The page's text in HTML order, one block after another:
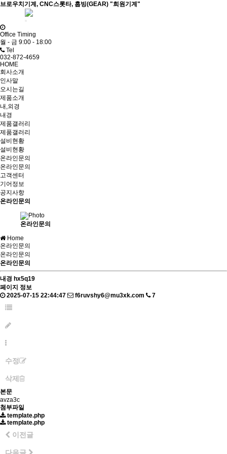
브로우치기계, CNC스롯타, 홉빙(GEAR) "희원기계"
Office Timing
월 - 금 9:00 - 18:00
Tel
032-872-4659
HOME
회사소개
인사말
오시는길
제품소개
내,외경
내경
제품갤러리
제품갤러리
설비현황
설비현황
온라인문의
온라인문의
고객센터
기어정보
공지사항
온라인문의
온라인문의
Home
온라인문의
온라인문의
온라인문의
내경 hx5q19
페이지 정보
2025-07-15 22:44:47
f6ruvshy6@mu3xk.com 7
수정
삭제
본문
avza3c
첨부파일
template.php
template.php
이전글